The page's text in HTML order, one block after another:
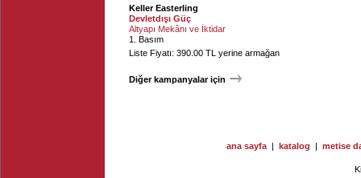
Keller Easterling
Devletdışı Güç
Altyapı Mekânı ve İktidar
1. Basım
Liste Fiyatı: 390.00 TL yerine armağan
Diğer kampanyalar için
ana sayfa | katalog | metise